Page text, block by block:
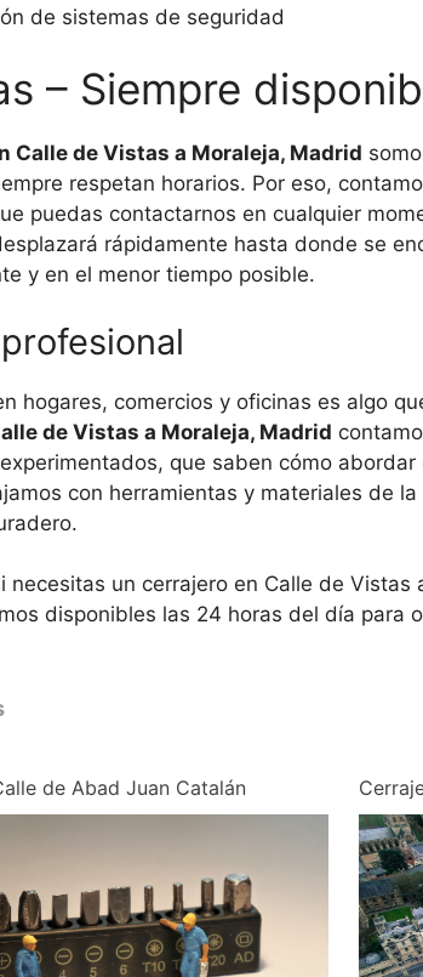
de sistemas de seguridad
– Siempre
Calle de Vistas a Moraleja, Madrid
respetan horarios. Por eso,
puedas contactarnos en cualquier
rápidamente hasta donde se
y en el menor tiempo posible.
hogares, comercios y oficinas es algo
de Vistas a Moraleja, Madrid
que saben cómo
con herramientas y materiales de
necesitas un cerrajero en Calle de
disponibles las 24 horas del día para
de Abad Juan Catalán